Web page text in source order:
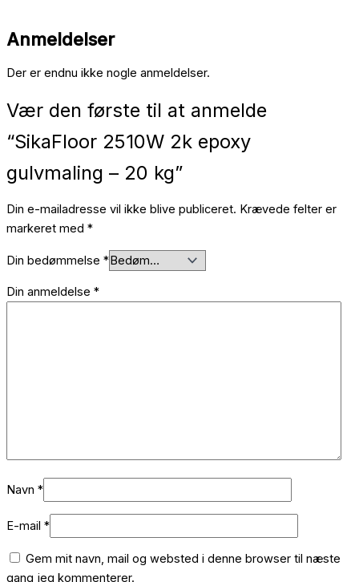
Anmeldelser
Der er endnu ikke nogle anmeldelser.
Vær den første til at anmelde
“SikaFloor 2510W 2k epoxy
gulvmaling – 20 kg”
Din e-mailadresse vil ikke blive publiceret. Krævede felter er
markeret med *
Din bedømmelse *
Din anmeldelse *
Navn *
E-mail *
Gem mit navn, mail og websted i denne browser til næste
gang jeg kommenterer.